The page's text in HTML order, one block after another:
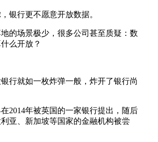
银行更不愿意开放数据。
的场景极少，很多公司甚至质疑：数
么开放？
行就如一枚炸弹一般，炸开了银行尚
2014年被英国的一家银行提出，随后
亚、新加坡等国家的金融机构被尝